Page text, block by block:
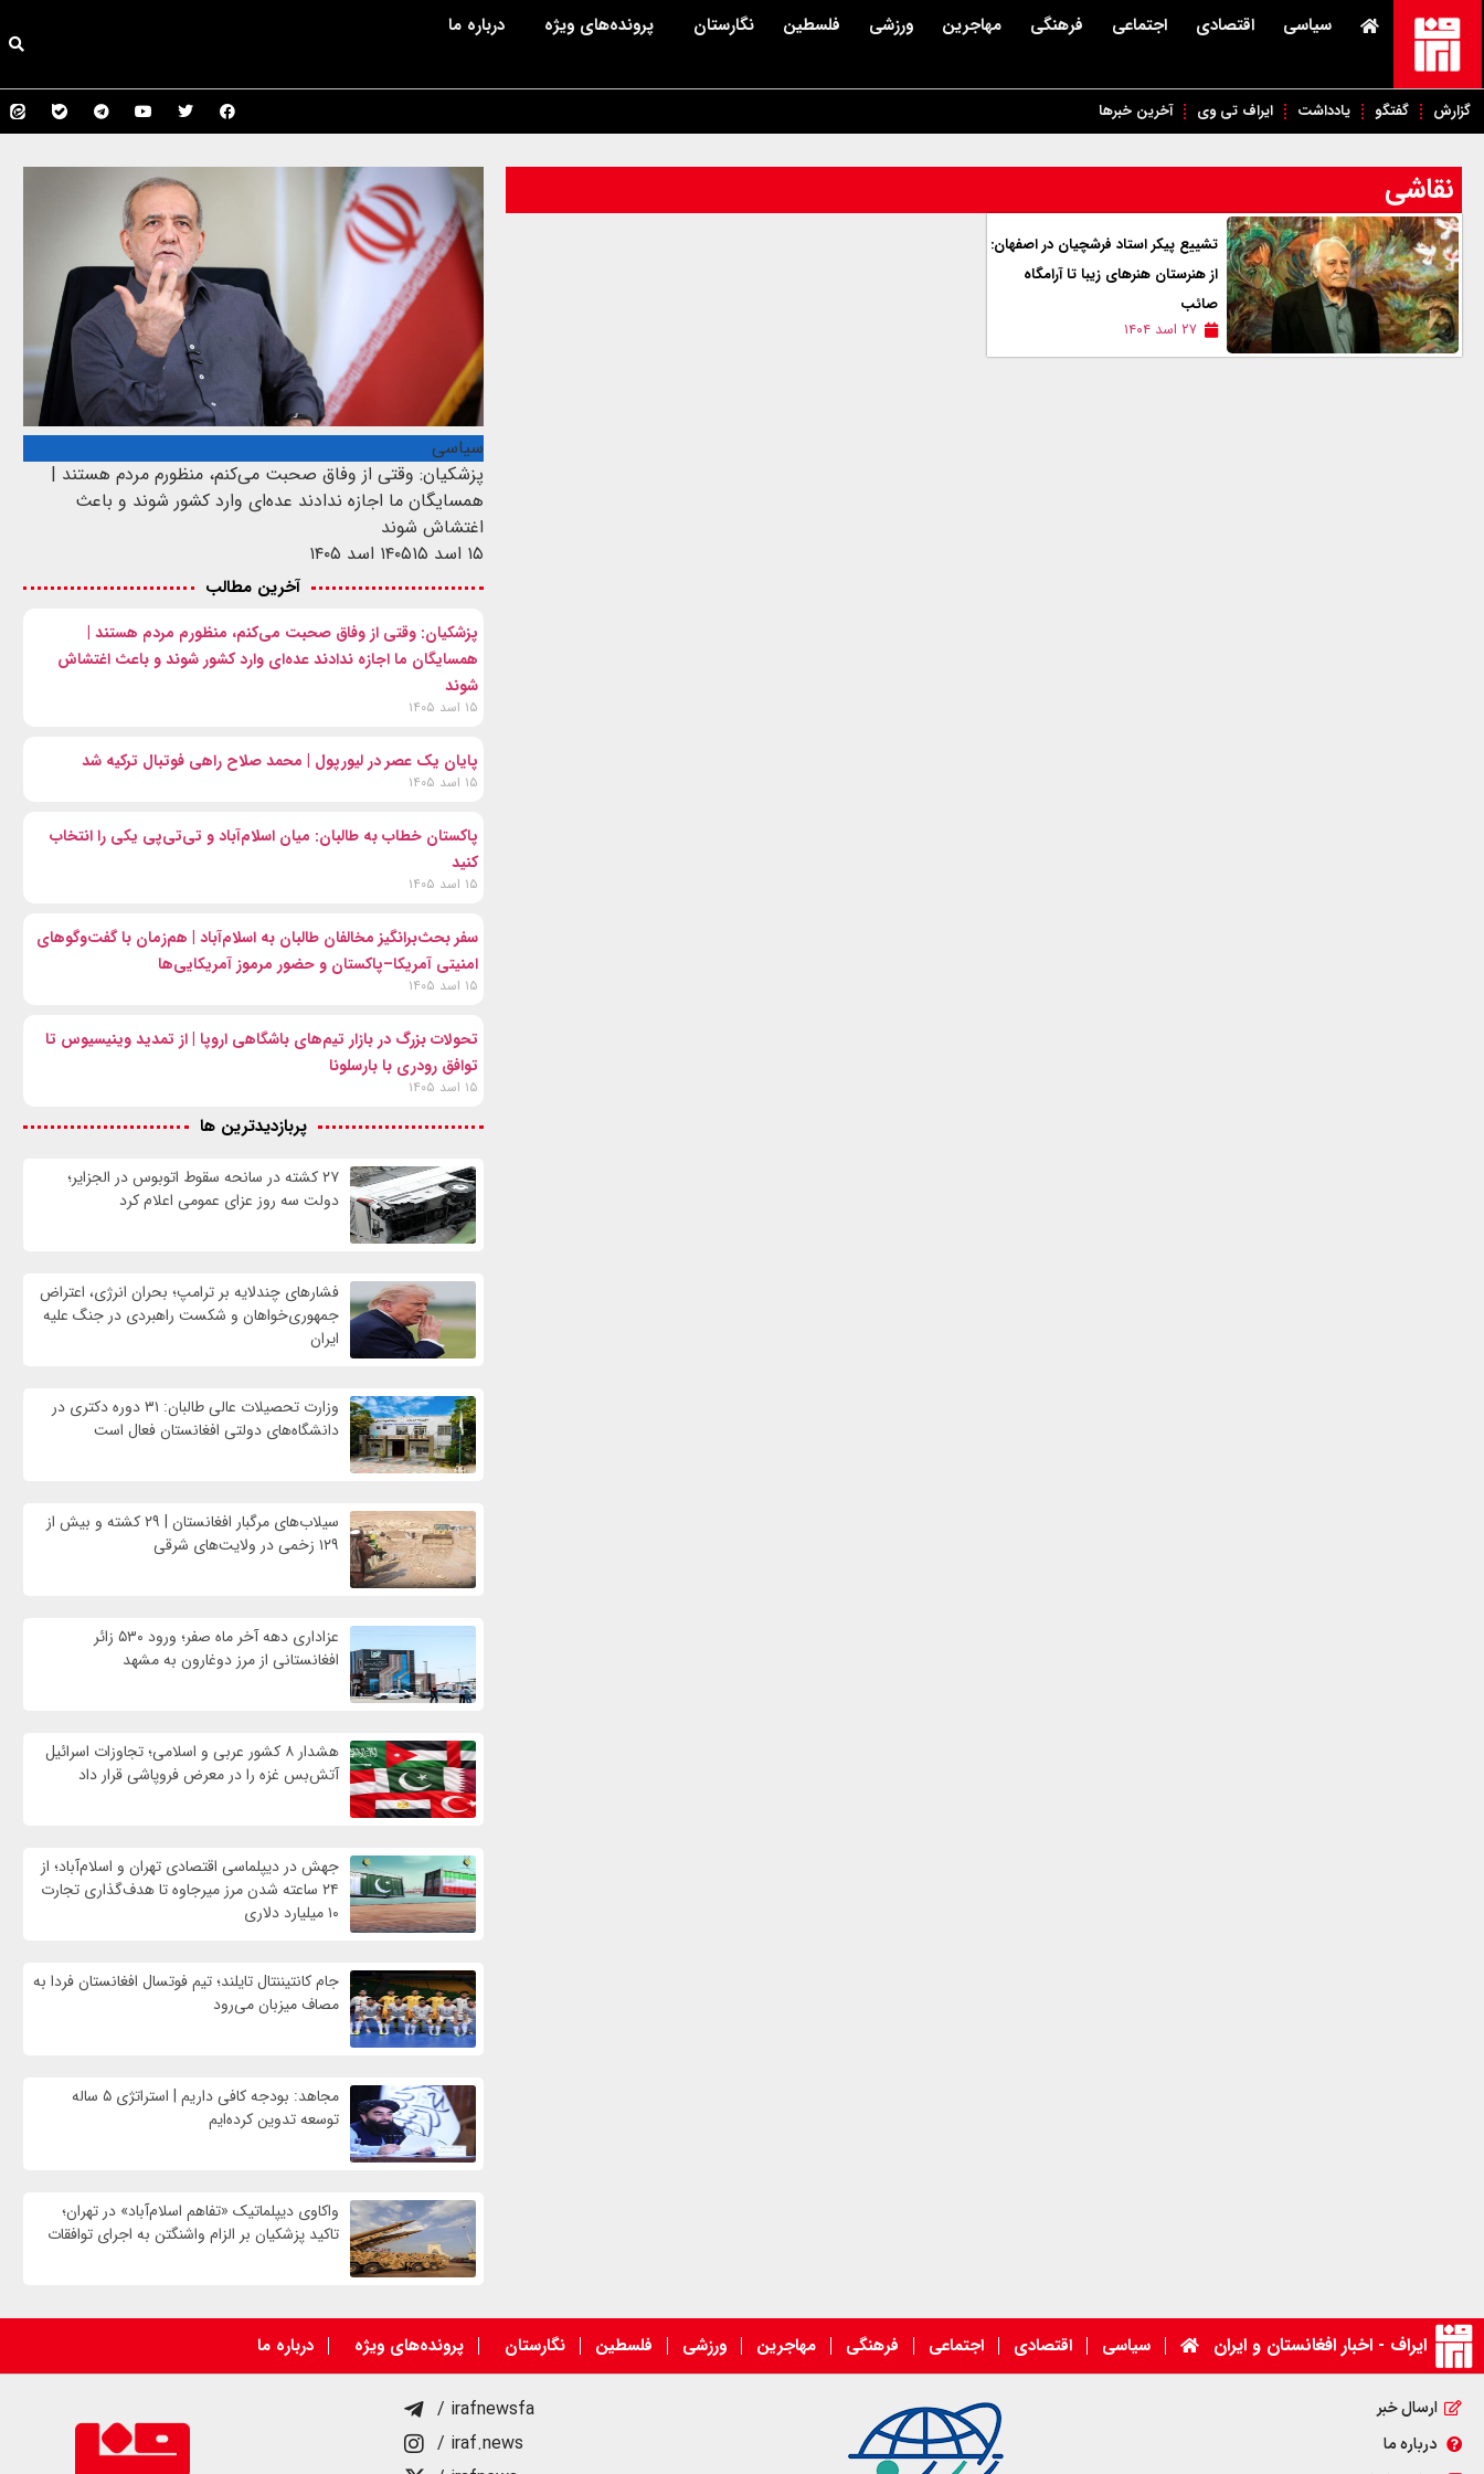
سیاسی اقتصادی اجتماعی فرهنگی مهاجرین ورزشی فلسطین نگارستان پرونده‌های ویژه درباره ما
گزارش گفتگو یادداشت ایراف تی وی آخرین خبرها
نقاشی
تشییع پیکر استاد فرشچیان در اصفهان:
از هنرستان هنرهای زیبا تا آرامگاه
صائب
۲۷ اسد ۱۴۰۴
سیاسی
پزشکیان: وقتی از وفاق صحبت می‌کنم، منظورم مردم هستند |
همسایگان ما اجازه ندادند عده‌ای وارد کشور شوند و باعث
اغتشاش شوند
۱۵ اسد ۱۴۰۵
۱۵ اسد ۱۴۰۵
آخرین مطالب
پزشکیان: وقتی از وفاق صحبت می‌کنم، منظورم مردم هستند |
همسایگان ما اجازه ندادند عده‌ای وارد کشور شوند و باعث اغتشاش
شوند
۱۵ اسد ۱۴۰۵
پایان یک عصر در لیورپول | محمد صلاح راهی فوتبال ترکیه شد
۱۵ اسد ۱۴۰۵
پاکستان خطاب به طالبان: میان اسلام‌آباد و تی‌تی‌پی یکی را انتخاب
کنید
۱۵ اسد ۱۴۰۵
سفر بحث‌برانگیز مخالفان طالبان به اسلام‌آباد | هم‌زمان با گفت‌وگوهای
امنیتی آمریکا–پاکستان و حضور مرموز آمریکایی‌ها
۱۵ اسد ۱۴۰۵
تحولات بزرگ در بازار تیم‌های باشگاهی اروپا | از تمدید وینیسیوس تا
توافق رودری با بارسلونا
۱۵ اسد ۱۴۰۵
پربازدیدترین ها
۲۷ کشته در سانحه سقوط اتوبوس در الجزایر؛
دولت سه روز عزای عمومی اعلام کرد
فشارهای چندلایه بر ترامپ؛ بحران انرژی، اعتراض
جمهوری‌خواهان و شکست راهبردی در جنگ علیه
ایران
وزارت تحصیلات عالی طالبان: ۳۱ دوره دکتری در
دانشگاه‌های دولتی افغانستان فعال است
سیلاب‌های مرگبار افغانستان | ۲۹ کشته و بیش از
۱۲۹ زخمی در ولایت‌های شرقی
عزاداری دهه آخر ماه صفر؛ ورود ۵۳۰ زائر
افغانستانی از مرز دوغارون به مشهد
هشدار ۸ کشور عربی و اسلامی؛ تجاوزات اسرائیل
آتش‌بس غزه را در معرض فروپاشی قرار داد
جهش در دیپلماسی اقتصادی تهران و اسلام‌آباد؛ از
۲۴ ساعته شدن مرز میرجاوه تا هدف‌گذاری تجارت
۱۰ میلیارد دلاری
جام کانتیننتال تایلند؛ تیم فوتسال افغانستان فردا به
مصاف میزبان می‌رود
مجاهد: بودجه کافی داریم | استراتژی ۵ ساله
توسعه تدوین کرده‌ایم
واکاوی دیپلماتیک «تفاهم اسلام‌آباد» در تهران؛
تاکید پزشکیان بر الزام واشنگتن به اجرای توافقات
ایراف - اخبار افغانستان و ایران سیاسی اقتصادی اجتماعی فرهنگی مهاجرین ورزشی فلسطین نگارستان پرونده‌های ویژه درباره ما
ارسال خبر
درباره ما
/ irafnewsfa
/ iraf.news